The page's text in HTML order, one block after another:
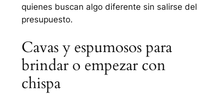
quienes buscan algo diferente sin salirse del
presupuesto.
Cavas y espumosos para
brindar o empezar con
chispa